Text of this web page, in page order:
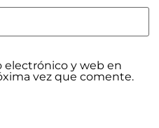
electrónico y web en
vez que comente.